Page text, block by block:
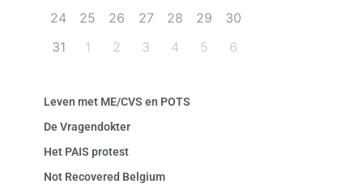
24
25 26 27 28 29
30
31
1 2 3 4 5 6
Leven met ME/CVS en POTS
De Vragendokter
Het PAIS protest
Not Recovered Belgium